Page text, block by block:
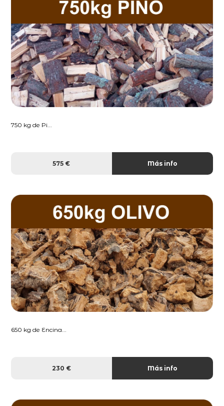
750 kg de Pi...
575 € Más info
650 kg de Encina...
230 € Más info